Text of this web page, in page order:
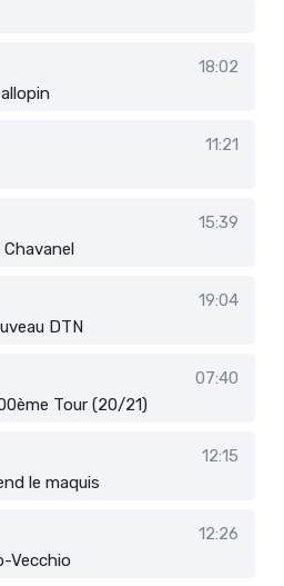
18:02
11:21
15:39
19:04
DTN
07:40
Tour (20/21)
12:15
le maquis
12:26
Vecchio